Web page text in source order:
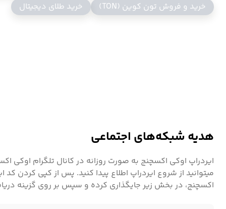
خرید و فروش تون کوین (TON)
خرید طلای دیجیتال
هدیه شبکه‌های اجتماعی
ایردراپ اوکی اکسچنج به صورت روزانه در کانال تلگرام
میتوانید از شروع ایردراپ اطلاع پیدا کنید. پس از کپی کردن کد
اکسچنج، در بخش زیر جایگذاری کرده و سپس بر روی گزینه